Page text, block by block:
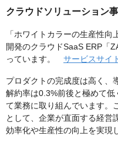
クラウドソリューション事
「ホワイトカラーの生産性
開発のクラウドSaaS ERP「
っています。 サービスサイ
プロダクトの完成度は高く、
解約率は0.3%前後と極めて
て業務に取り組んでいます。
として、企業が直面する経営
効率化や生産性の向上を実現